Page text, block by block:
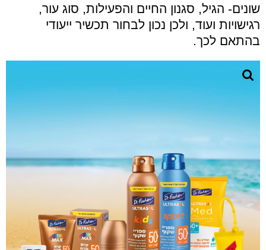
שונים- הגיל, סגנון החיים והפעילות, סוג עור,
רגישויות ועוד, ולכן נכון לבחור תכשיר ייעודי
בהתאם לכך.